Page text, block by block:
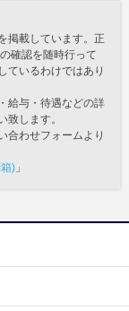
掲載しています。正
確認を随時行って
ているわけではあり
給与・待遇などの詳
します。
合わせフォームより
) 」